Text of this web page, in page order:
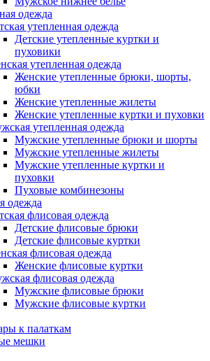
одежда
утепленная одежда
Детские утепленные куртки и
пуховики
утепленная одежда
Женские утепленные брюки, шорты,
юбки
Женские утепленные жилеты
Женские утепленные куртки и пуховки
утепленная одежда
Мужские утепленные брюки и шорты
Мужские утепленные жилеты
Мужские утепленные куртки и
пуховки
Пуховые комбинезоны
одежда
флисовая одежда
Детские флисовые брюки
Детские флисовые куртки
флисовая одежда
Женские флисовые куртки
флисовая одежда
Мужские флисовые брюки
Мужские флисовые куртки
к палаткам
мешки